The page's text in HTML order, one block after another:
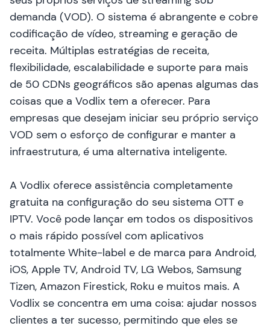
demanda (VOD). O sistema é abrangente e cobre
codificação de vídeo, streaming e geração de
receita. Múltiplas estratégias de receita,
flexibilidade, escalabilidade e suporte para mais
de 50 CDNs geográficos são apenas algumas das
coisas que a Vodlix tem a oferecer. Para
empresas que desejam iniciar seu próprio serviço
VOD sem o esforço de configurar e manter a
infraestrutura, é uma alternativa inteligente.
A Vodlix oferece assistência completamente
gratuita na configuração do seu sistema OTT e
IPTV. Você pode lançar em todos os dispositivos
o mais rápido possível com aplicativos
totalmente White-label e de marca para Android,
iOS, Apple TV, Android TV, LG Webos, Samsung
Tizen, Amazon Firestick, Roku e muitos mais. A
Vodlix se concentra em uma coisa: ajudar nossos
clientes a ter sucesso, permitindo que eles se